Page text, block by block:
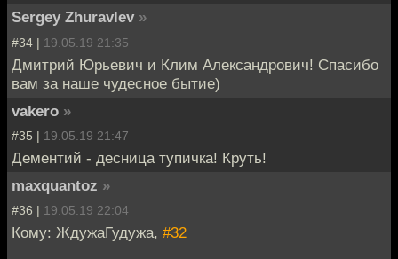
Sergey Zhuravlev »
#34 | 19.05.19 21:35
Дмитрий Юрьевич и Клим Александрович! Спасибо
вам за наше чудесное бытие)
vakero »
#35 | 19.05.19 21:47
Дементий - десница тупичка! Круть!
maxquantoz »
#36 | 19.05.19 22:04
Кому: ЖдужаГудужа, #32